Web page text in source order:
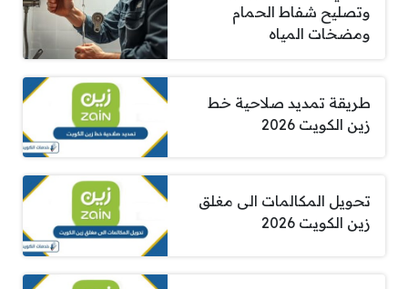
وتصليح شفاط الحمام
ومضخات المياه
طريقة تمديد صلاحية خط
زين الكويت 2026
تحويل المكالمات الى مغلق
زين الكويت 2026